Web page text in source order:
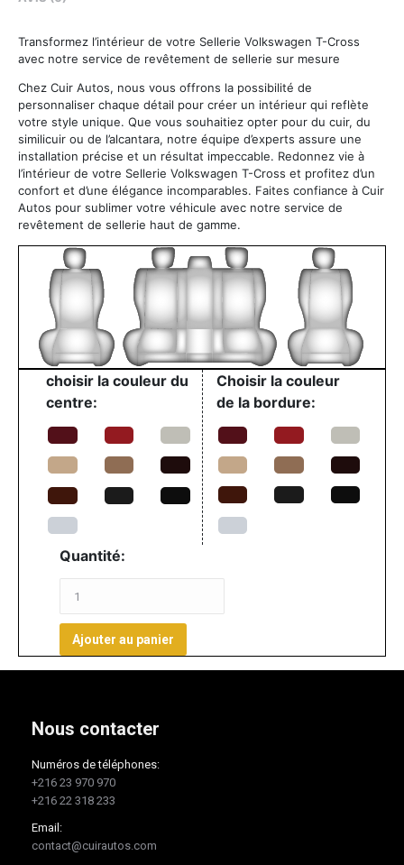
Transformez l’intérieur de votre Sellerie Volkswagen T-Cross
avec notre service de revêtement de sellerie sur mesure
Chez Cuir Autos, nous vous offrons la possibilité de
personnaliser chaque détail pour créer un intérieur qui reflète
votre style unique. Que vous souhaitiez opter pour du cuir, du
similicuir ou de l’alcantara, notre équipe d’experts assure une
installation précise et un résultat impeccable. Redonnez vie à
l’intérieur de votre Sellerie Volkswagen T-Cross et profitez d’un
confort et d’une élégance incomparables. Faites confiance à Cuir
Autos pour sublimer votre véhicule avec notre service de
revêtement de sellerie haut de gamme.
choisir la couleur du
centre:
Choisir la couleur
de la bordure:
Quantité:
Ajouter au panier
Nous contacter
Numéros de téléphones:
+216 23 970 970
+216 22 318 233
Email:
contact@cuirautos.com